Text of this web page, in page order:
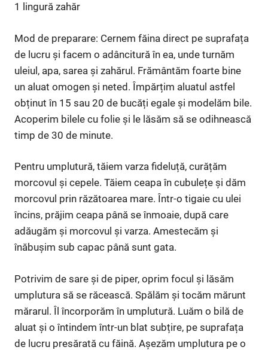
1 lingură zahăr
Mod de preparare: Cernem făina direct pe suprafața
de lucru și facem o adâncitură în ea, unde turnăm
uleiul, apa, sarea și zahărul. Frământăm foarte bine
un aluat omogen și neted. Împărțim aluatul astfel
obținut în 15 sau 20 de bucăți egale și modelăm bile.
Acoperim bilele cu folie și le lăsăm să se odihnească
timp de 30 de minute.
Pentru umplutură, tăiem varza fideluță, curățăm
morcovul și cepele. Tăiem ceapa în cubulețe și dăm
morcovul prin răzătoarea mare. Într-o tigaie cu ulei
încins, prăjim ceapa până se înmoaie, după care
adăugăm și morcovul și varza. Amestecăm și
înăbușim sub capac până sunt gata.
Potrivim de sare și de piper, oprim focul și lăsăm
umplutura să se răcească. Spălăm și tocăm mărunt
mărarul. Îl încorporăm în umplutură. Luăm o bilă de
aluat și o întindem într-un blat subțire, pe suprafața
de lucru presărată cu făină. Așezăm umplutura pe o